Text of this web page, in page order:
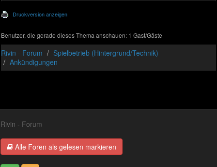
Druckversion anzeigen
Benutzer, die gerade dieses Thema anschauen: 1 Gast/Gäste
Rivin - Forum
Spielbetrieb (Hintergrund/Technik)
Ankündigungen
Rivin - Forum
Alle Foren als gelesen markieren